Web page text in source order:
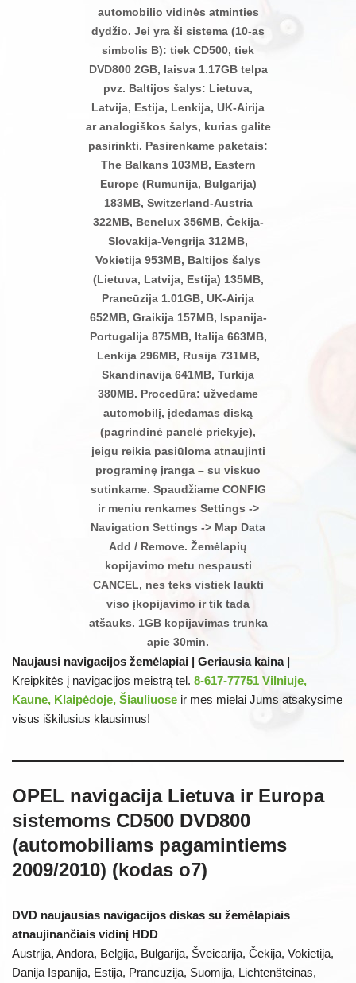
automobilio vidinės atminties
dydžio. Jei yra ši sistema (10-as
simbolis B): tiek CD500, tiek
DVD800 2GB, laisva 1.17GB telpa
pvz. Baltijos šalys: Lietuva,
Latvija, Estija, Lenkija, UK-Airija
ar analogiškos šalys, kurias galite
pasirinkti. Pasirenkame paketais:
The Balkans 103MB, Eastern
Europe (Rumunija, Bulgarija)
183MB, Switzerland-Austria
322MB, Benelux 356MB, Čekija-
Slovakija-Vengrija 312MB,
Vokietija 953MB, Baltijos šalys
(Lietuva, Latvija, Estija) 135MB,
Prancūzija 1.01GB, UK-Airija
652MB, Graikija 157MB, Ispanija-
Portugalija 875MB, Italija 663MB,
Lenkija 296MB, Rusija 731MB,
Skandinavija 641MB, Turkija
380MB. Procedūra: užvedame
automobilį, įdedamas diską
(pagrindinė panelė priekyje),
jeigu reikia pasiūloma atnaujinti
programinę įranga – su viskuo
sutinkame. Spaudžiame CONFIG
ir meniu renkames Settings ->
Navigation Settings -> Map Data
Add / Remove. Žemėlapių
kopijavimo metu nespausti
CANCEL, nes teks vistiek laukti
viso įkopijavimo ir tik tada
atšauks. 1GB kopijavimas trunka
apie 30min.
Naujausi navigacijos žemėlapiai | Geriausia kaina |
Kreipkitės į navigacijos meistrą tel. 8-617-77751 Vilniuje,
Kaune, Klaipėdoje, Šiauliuose ir mes mielai Jums atsakysime
visus iškilusius klausimus!
OPEL navigacija Lietuva ir Europa
sistemoms CD500 DVD800
(automobiliams pagamintiems
2009/2010) (kodas o7)
DVD naujausias navigacijos diskas su žemėlapiais
atnaujinančiais vidinį HDD
Austrija, Andora, Belgija, Bulgarija, Šveicarija, Čekija, Vokietija,
Danija Ispanija, Estija, Prancūzija, Suomija, Lichtenšteinas,